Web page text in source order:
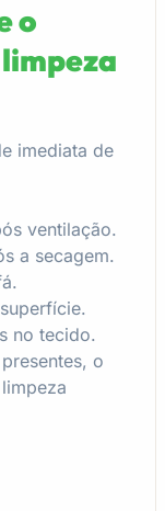
o
imediata de
ventilação.
a secagem.
no tecido.
o